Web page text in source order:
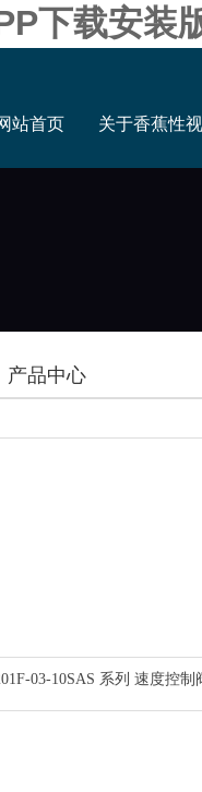
下载安装
站首页 关于香蕉性
产品中心
03-10SAS 系列 速度控制